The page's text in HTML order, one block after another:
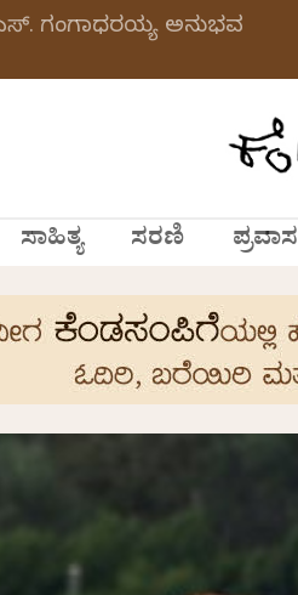
ಎಸ್. ಗಂಗಾಧರಯ್ಯ ಅನುಭವ
ಸಾಹಿತ್ಯ ಸರಣಿ ಪ್ರವಾಸ